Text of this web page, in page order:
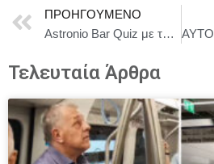
ΠΡΟΗΓΟΎΜΕΝΟ
Astronio Bar Quiz με τον Παύλο Καστανά – «Καλοκαίρι Αλλιώς» στην Ταράτσα του Λαμπέτη | Κυριακή 29 Ιουνίου
Τελευταία Άρθρα